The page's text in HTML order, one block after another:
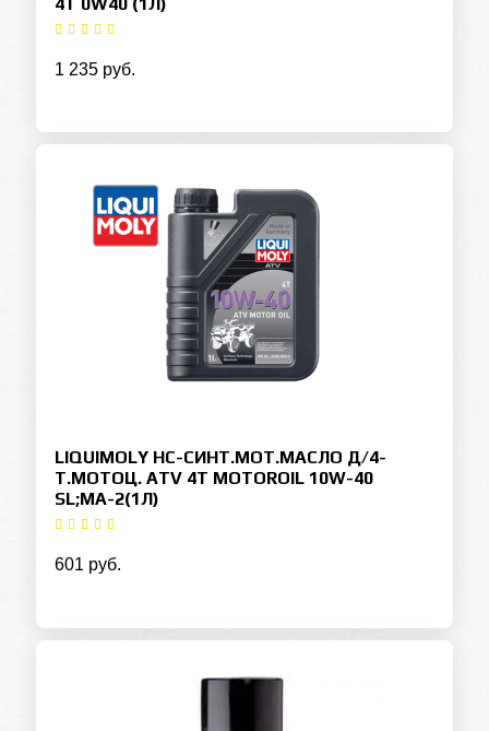
1 235 руб.
LIQUIMOLY НС-СИНТ.МОТ.МАСЛО Д/4-
Т.МОТОЦ. ATV 4T MOTOROIL 10W-40
SL;MA-2(1Л)
601 руб.